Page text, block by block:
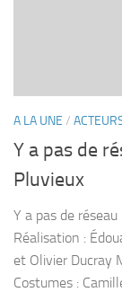
A LA UNE /
Y a pas de
Pluvieux
Y a pas de
Réalisation :
et Olivier Ducray
Costumes :